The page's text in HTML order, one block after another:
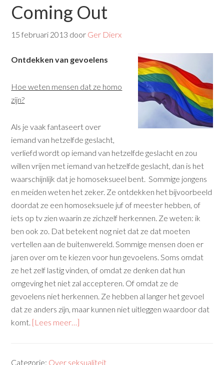
Coming Out
15 februari 2013 door Ger Dierx
Ontdekken van gevoelens
Hoe weten mensen dat ze homo
zijn?
Als je vaak fantaseert over
iemand van hetzelfde geslacht,
verliefd wordt op iemand van hetzelfde geslacht en zou
willen vrijen met iemand van hetzelfde geslacht, dan is het
waarschijnlijk dat je homoseksueel bent. Sommige jongens
en meiden weten het zeker. Ze ontdekken het bijvoorbeeld
doordat ze een homoseksuele juf of meester hebben, of
iets op tv zien waarin ze zichzelf herkennen. Ze weten: ik
ben ook zo. Dat betekent nog niet dat ze dat moeten
vertellen aan de buitenwereld. Sommige mensen doen er
jaren over om te kiezen voor hun gevoelens. Soms omdat
ze het zelf lastig vinden, of omdat ze denken dat hun
omgeving het niet zal accepteren. Of omdat ze de
gevoelens niet herkennen. Ze hebben al langer het gevoel
dat ze anders zijn, maar kunnen niet uitleggen waardoor dat
komt. [Lees meer…]
Categorie: Over seksualiteit